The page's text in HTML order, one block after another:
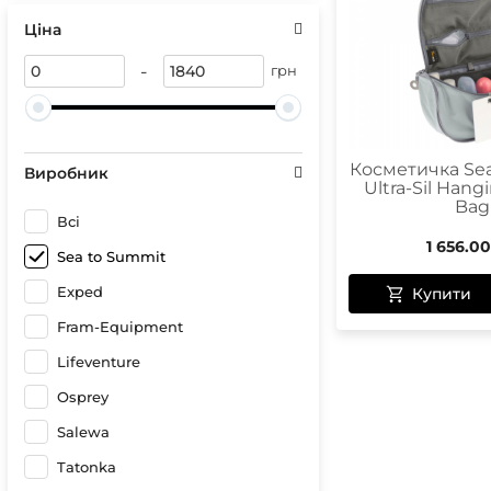
Чохли
Чохли
Спреї
Чохли
Бігові
Лижні
Ціна
- грн
Виробник
Всі
Sea to Summit
Exped
Fram-Equipment
Lifeventure
Osprey
Salewa
Tatonka
Косметичка
Ultra-Sil
Bag
1 656.00
Купити